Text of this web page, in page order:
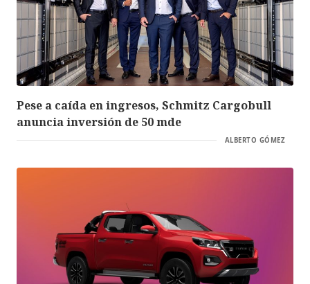
Pese a caída en ingresos, Schmitz Cargobull
anuncia inversión de 50 mde
ALBERTO GÓMEZ